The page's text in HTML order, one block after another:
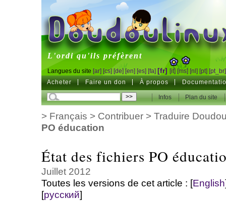
DoudouLinux
L'ordi qu'ils préfèrent
Langues du site [ar] [cs] [de] [en] [es] [fa] [fr] [it] [ms] [nl] [pt] [pt_br]
Acheter Faire un don À propos
Infos Plan du site
> Français > Contribuer> Traduire
PO éducation
État des fichiers PO
Juillet 2012
Toutes les versions de cet article : [English
[русский]